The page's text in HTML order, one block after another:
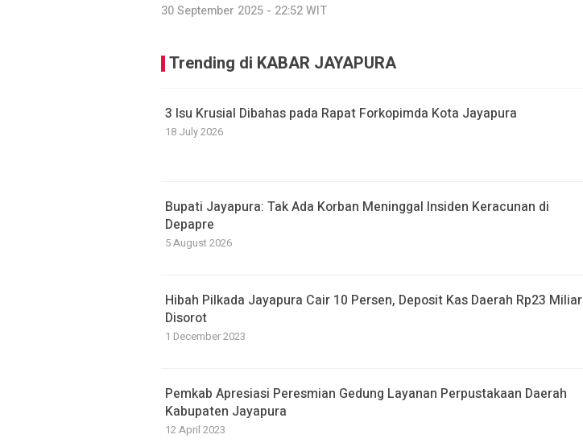
30 September 2025 - 22:52 WIT
Trending di KABAR JAYAPURA
3 Isu Krusial Dibahas pada Rapat Forkopimda Kota Jayapura
18 July 2026
Bupati Jayapura: Tak Ada Korban Meninggal Insiden Keracunan di
Depapre
5 August 2026
Hibah Pilkada Jayapura Cair 10 Persen, Deposit Kas Daerah Rp23 Miliar
Disorot
1 December 2023
Pemkab Apresiasi Peresmian Gedung Layanan Perpustakaan Daerah
Kabupaten Jayapura
12 April 2023